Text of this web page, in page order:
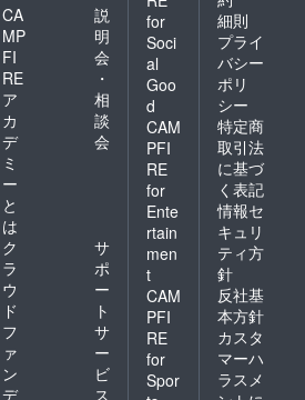
CA
MP
FI
RE
ア
カ
デ
ミ
ー
と
は
説
明
会
・
相
談
会
ク
ラ
ウ
ド
フ
ァ
ン
デ
サ
ポ
ー
ト
サ
ー
ビ
ス
for
Soci
al
Goo
d
CAM
PFI
RE
for
Ente
rtain
men
t
CAM
PFI
RE
for
Spor
細則
プライ
バシー
ポリ
シー
特定商
取引法
に基づ
く表記
情報セ
キュリ
ティ方
針
反社基
本方針
カスタ
マーハ
ラスメ